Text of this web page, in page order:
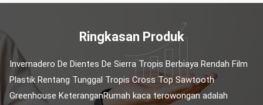
Ringkasan Produk
Invernadero De Dientes De Sierra Tropis Berbiaya Rendah Film
Plastik Rentang Tunggal Tropis Cross Top Sawtooth
Greenhouse KeteranganRumah kaca terowongan adalah